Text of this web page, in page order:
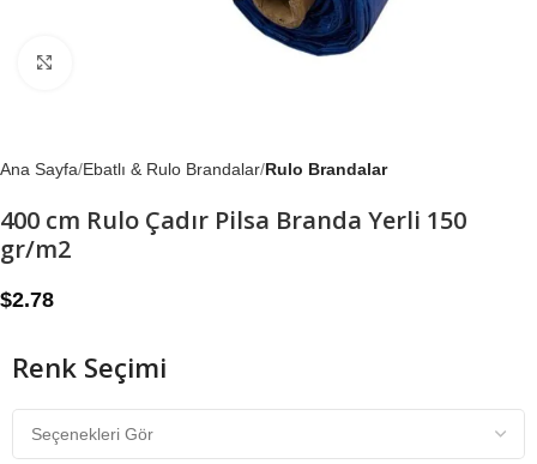
Ana Sayfa Ebatlı & Rulo Brandalar Rulo Brandalar
400 cm Rulo Çadır Pilsa Branda Yerli 150
gr/m2
$2.78
Renk Seçimi